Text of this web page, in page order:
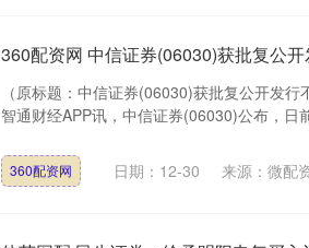
360配资网 中信证券(06030)获批复公
（原标题：中信证券(06030)获批复公开发
智通财经APP讯，中信证券(06030)公布，日
360配资网 日期：12-30 来源：微配